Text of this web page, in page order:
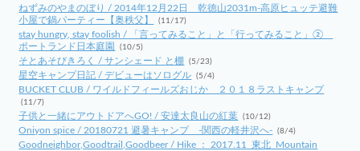
ねずみのやまのぼり / 2014年12月22日 乾徳山2031m-高原ヒュッテ避難
小屋で鍋パーティー【奥秩父】
(11/17)
stay hungry, stay foolish / 「言ってみること」と「行ってみること」②
ポートランド日本庭園
(10/5)
そとあそびきろく / サンシェード と棚 (5/23)
星空キャンプ日記 / デビューはソログル (5/4)
BUCKET CLUB / ワイルドフィールズおじか ２０１８ラストキャンプ
(11/7)
子供と一緒にアウトドアへGO! / 安達太良山の紅葉 (10/12)
Oniyon spice / 20180721 避暑キャンプ -関西の軽井沢へ- (8/4)
Goodneighbor,Goodtrail,Goodbeer / Hike ： 2017.11_東北_Mountain